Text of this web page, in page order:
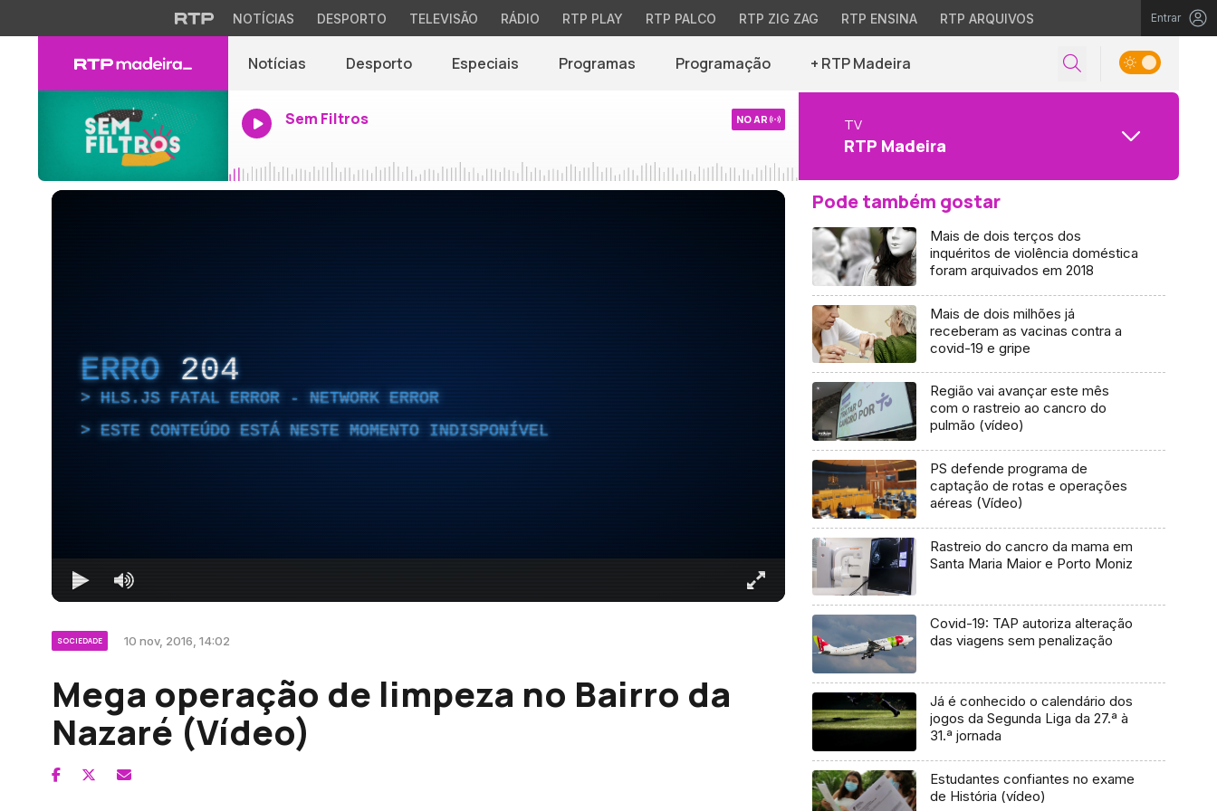
NOTÍCIAS DESPORTO TELEVISÃO RÁDIO RTP PLAY RTP PALCO RTP ZIG ZAG RTP ENSINA RTP ARQUIVOS Entrar
Notícias Desporto Especiais Programas Programação + RTP Madeira
Sem Filtros NO AR TV
RTP Madeira
ERRO 204
HLS.JS FATAL ERROR - NETWORK ERROR
ESTE CONTEÚDO ESTÁ NESTE MOMENTO INDISPONÍVEL
SOCIEDADE 10 nov, 2016, 14:02
Mega operação de limpeza no Bairro da
Nazaré (Vídeo)
Pode também gostar
Mais de dois terços dos
inquéritos de violência doméstica
foram arquivados em 2018
Mais de dois milhões já
receberam as vacinas contra a
covid-19 e gripe
Região vai avançar este mês
com o rastreio ao cancro do
pulmão (vídeo)
PS defende programa de
captação de rotas e operações
aéreas (Vídeo)
Rastreio do cancro da mama em
Santa Maria Maior e Porto Moniz
Covid-19: TAP autoriza alteração
das viagens sem penalização
Já é conhecido o calendário dos
jogos da Segunda Liga da 27.ª à
31.ª jornada
Estudantes confiantes no exame
de História (vídeo)